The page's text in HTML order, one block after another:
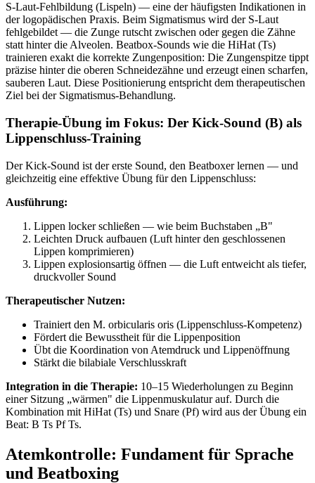
S-Laut-Fehlbildung (Lispeln) — eine der häufigsten Indikationen in
der logopädischen Praxis. Beim Sigmatismus wird der S-Laut
fehlgebildet — die Zunge rutscht zwischen oder gegen die Zähne
statt hinter die Alveolen. Beatbox-Sounds wie die HiHat (Ts)
trainieren exakt die korrekte Zungenposition: Die Zungenspitze tippt
präzise hinter die oberen Schneidezähne und erzeugt einen scharfen,
sauberen Laut. Diese Positionierung entspricht dem therapeutischen
Ziel bei der Sigmatismus-Behandlung.
Therapie-Übung im Fokus: Der Kick-Sound (B) als
Lippenschluss-Training
Der Kick-Sound ist der erste Sound, den Beatboxer lernen — und
gleichzeitig eine effektive Übung für den Lippenschluss:
Ausführung:
Lippen locker schließen — wie beim Buchstaben „B"
Leichten Druck aufbauen (Luft hinter den geschlossenen
Lippen komprimieren)
Lippen explosionsartig öffnen — die Luft entweicht als tiefer,
druckvoller Sound
Therapeutischer Nutzen:
Trainiert den M. orbicularis oris (Lippenschluss-Kompetenz)
Fördert die Bewusstheit für die Lippenposition
Übt die Koordination von Atemdruck und Lippenöffnung
Stärkt die bilabiale Verschlusskraft
Integration in die Therapie: 10–15 Wiederholungen zu Beginn
einer Sitzung „wärmen" die Lippenmuskulatur auf. Durch die
Kombination mit HiHat (Ts) und Snare (Pf) wird aus der Übung ein
Beat: B Ts Pf Ts.
Atemkontrolle: Fundament für Sprache
und Beatboxing